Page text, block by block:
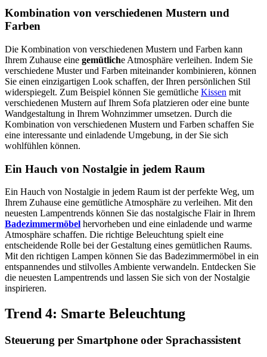
Kombination von verschiedenen Mustern und
Farben
Die Kombination von verschiedenen Mustern und Farben kann
Ihrem Zuhause eine gemütliche Atmosphäre verleihen. Indem Sie
verschiedene Muster und Farben miteinander kombinieren, können
Sie einen einzigartigen Look schaffen, der Ihren persönlichen Stil
widerspiegelt. Zum Beispiel können Sie gemütliche Kissen mit
verschiedenen Mustern auf Ihrem Sofa platzieren oder eine bunte
Wandgestaltung in Ihrem Wohnzimmer umsetzen. Durch die
Kombination von verschiedenen Mustern und Farben schaffen Sie
eine interessante und einladende Umgebung, in der Sie sich
wohlfühlen können.
Ein Hauch von Nostalgie in jedem Raum
Ein Hauch von Nostalgie in jedem Raum ist der perfekte Weg, um
Ihrem Zuhause eine gemütliche Atmosphäre zu verleihen. Mit den
neuesten Lampentrends können Sie das nostalgische Flair in Ihrem
Badezimmermöbel hervorheben und eine einladende und warme
Atmosphäre schaffen. Die richtige Beleuchtung spielt eine
entscheidende Rolle bei der Gestaltung eines gemütlichen Raums.
Mit den richtigen Lampen können Sie das Badezimmermöbel in ein
entspannendes und stilvolles Ambiente verwandeln. Entdecken Sie
die neuesten Lampentrends und lassen Sie sich von der Nostalgie
inspirieren.
Trend 4: Smarte Beleuchtung
Steuerung per Smartphone oder Sprachassistent